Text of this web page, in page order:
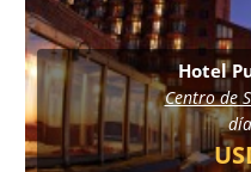
Hotel
Centro de